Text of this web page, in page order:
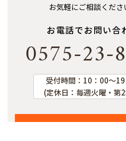
お気軽にご相談くださ
お電話でお問い合
0575-23-
受付時間： 10：00～
(定休日： 毎週火曜・第